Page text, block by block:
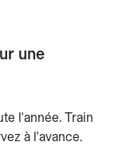
une
l'année. Train
à l'avance.